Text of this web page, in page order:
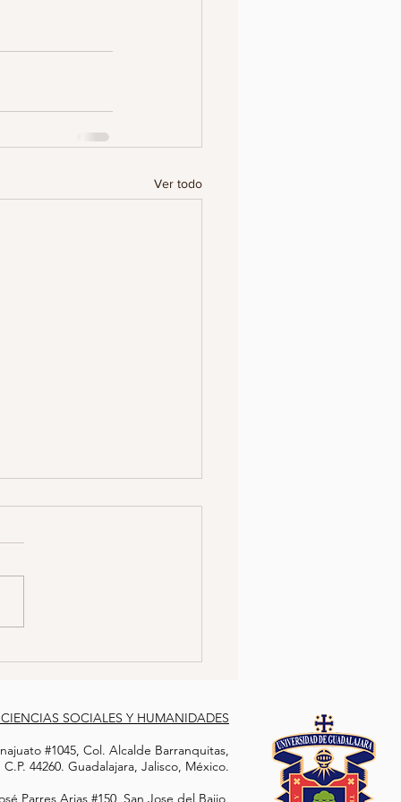
Ver todo
DE
FRENTE AL PJF
un plantón sin
SOCIALES Y HUMANIDADES
#1045, Col. Alcalde Barranquitas,
C.P. 44260. Guadalajara, Jalisco, México.